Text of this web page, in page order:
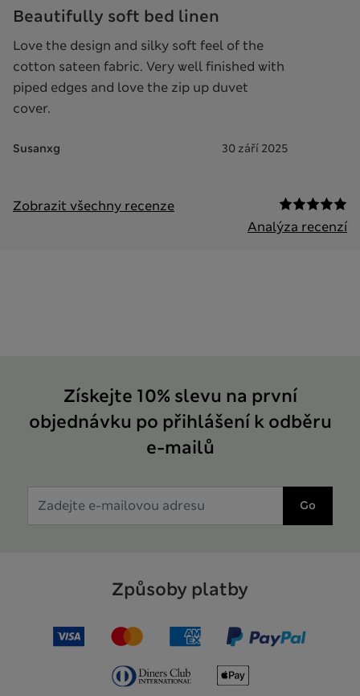
Beautifully soft bed linen
Love the design and silky soft feel of the
cotton sateen fabric. Very well finished with
piped edges and love the zip up duvet
cover.
Susanxg 30 září 2025
Zobrazit všechny recenze
Analýza recenzí
Získejte 10% slevu na první
objednávku po přihlášení k odběru
e-mailů
Go
Způsoby platby